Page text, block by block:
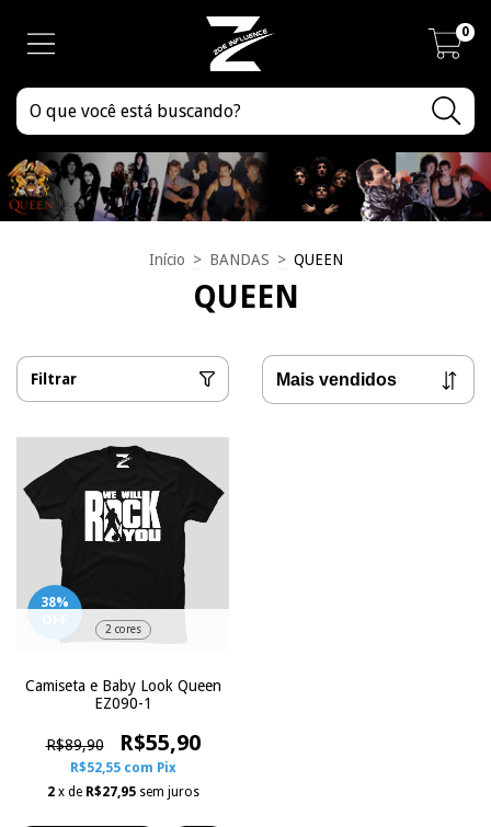
0
Início > BANDAS > QUEEN
QUEEN
Filtrar
38%
2 cores
Camiseta e Baby Look Queen
EZ090-1
R$89,90 R$55,90
R$52,55 com Pix
2 x de R$27,95 sem juros